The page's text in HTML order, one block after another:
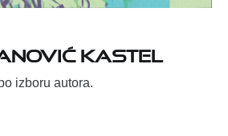
Kastel
izboru autora.